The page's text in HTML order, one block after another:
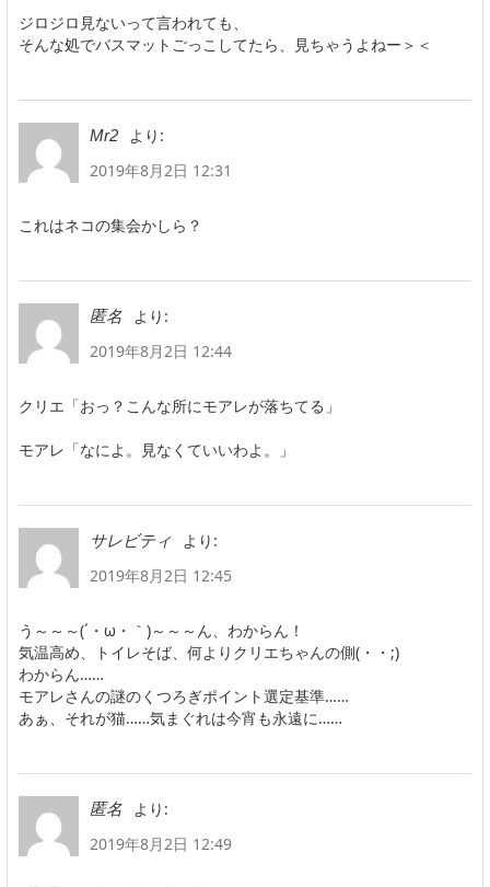
ジロジロ見ないって言われても、
そんな処でバスマットごっこしてたら、見ちゃうよねー＞＜
Mr2
より:
2019年8月2日 12:31
これはネコの集会かしら？
匿名
より:
2019年8月2日 12:44
クリエ「おっ？こんな所にモアレが落ちてる」
モアレ「なによ。見なくていいわよ。」
サレビティ
より:
2019年8月2日 12:45
う～～～(´・ω・｀)～～～ん、わからん！
気温高め、トイレそば、何よりクリエちゃんの側(・・;)
わからん……
モアレさんの謎のくつろぎポイント選定基準……
あぁ、それが猫……気まぐれは今宵も永遠に……
匿名
より:
2019年8月2日 12:49